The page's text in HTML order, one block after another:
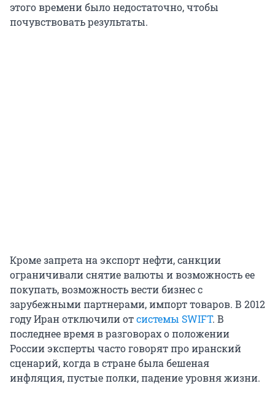
этого времени было недостаточно, чтобы
почувствовать результаты.
Кроме запрета на экспорт нефти, санкции
ограничивали снятие валюты и возможность ее
покупать, возможность вести бизнес с
зарубежными партнерами, импорт товаров. В 2012
году Иран отключили отсистемы SWIFT. В
последнее время в разговорах о положении
России эксперты часто говорят про иранский
сценарий, когда в стране была бешеная
инфляция, пустые полки, падение уровня жизни.